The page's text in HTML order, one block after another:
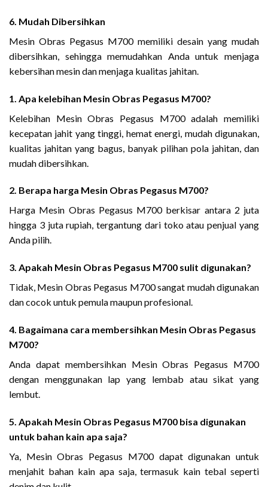
6. Mudah Dibersihkan
Mesin Obras Pegasus M700 memiliki desain yang mudah
dibersihkan, sehingga memudahkan Anda untuk menjaga
kebersihan mesin dan menjaga kualitas jahitan.
1. Apa kelebihan Mesin Obras Pegasus M700?
Kelebihan Mesin Obras Pegasus M700 adalah memiliki
kecepatan jahit yang tinggi, hemat energi, mudah digunakan,
kualitas jahitan yang bagus, banyak pilihan pola jahitan, dan
mudah dibersihkan.
2. Berapa harga Mesin Obras Pegasus M700?
Harga Mesin Obras Pegasus M700 berkisar antara 2 juta
hingga 3 juta rupiah, tergantung dari toko atau penjual yang
Anda pilih.
3. Apakah Mesin Obras Pegasus M700 sulit digunakan?
Tidak, Mesin Obras Pegasus M700 sangat mudah digunakan
dan cocok untuk pemula maupun profesional.
4. Bagaimana cara membersihkan Mesin Obras Pegasus
M700?
Anda dapat membersihkan Mesin Obras Pegasus M700
dengan menggunakan lap yang lembab atau sikat yang
lembut.
5. Apakah Mesin Obras Pegasus M700 bisa digunakan
untuk bahan kain apa saja?
Ya, Mesin Obras Pegasus M700 dapat digunakan untuk
menjahit bahan kain apa saja, termasuk kain tebal seperti